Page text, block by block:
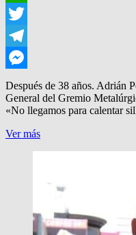
WhatsApp
Twitter
Telegram
Messenger
Después de 38 años. Adrián
General del Gremio
«No llegamos para calentar
Ver másUOM:
GUTIERREZ